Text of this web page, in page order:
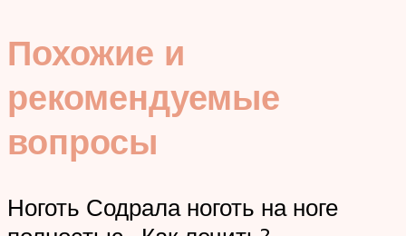
Похожие и
рекомендуемые
вопросы
Ноготь Содрала ноготь на ноге